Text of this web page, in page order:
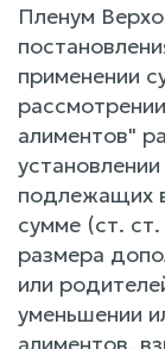
Пленум
применении
алиментов"
подлежащих
сумме (ст. ст.
размера
или
уменьшении
алиментов,